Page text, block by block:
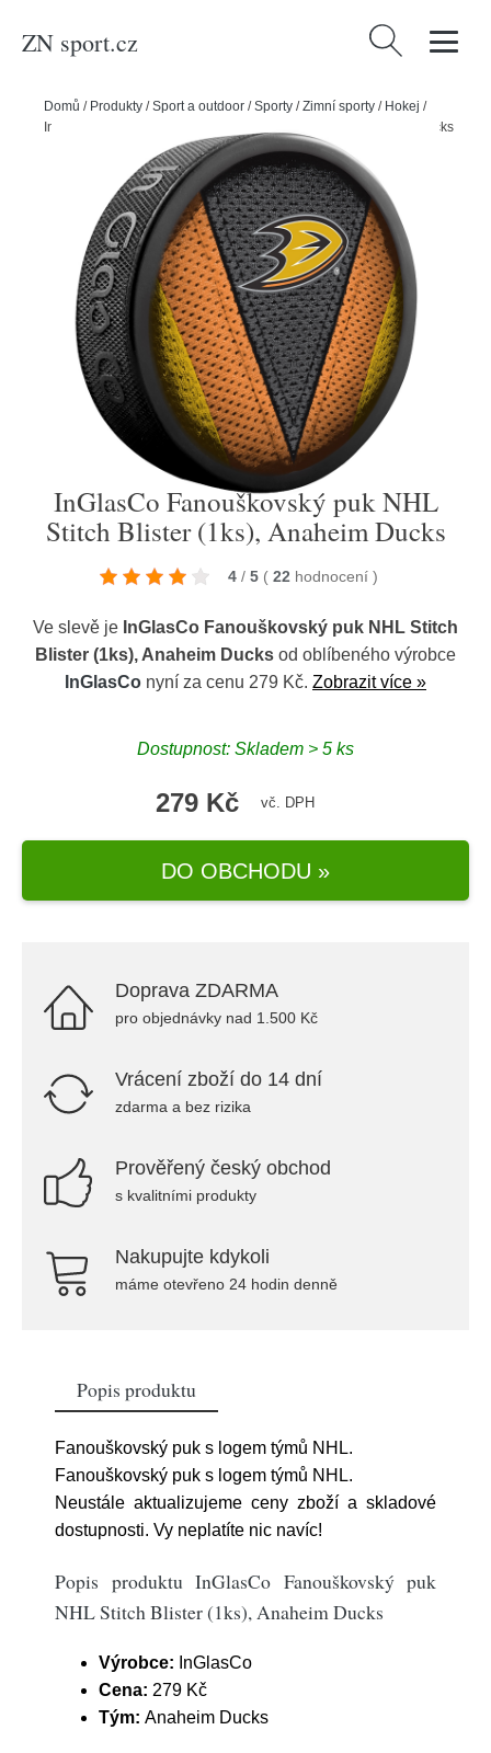
ZN sport.cz Vyhledávání
Domů / Produkty /Sport a outdoor /Sporty /Zimní sporty / Hokej /
InGlasCo Fanouškovský puk NHL Stitch Blister (1ks), Anaheim Ducks
InGlasCo Fanouškovský puk NHL
Stitch Blister (1ks), Anaheim Ducks
4 / 5 ( 22 hodnocení )
Ve slevě je InGlasCo Fanouškovský puk NHL Stitch
Blister (1ks), Anaheim Ducks od oblíbeného výrobce
InGlasCo nyní za cenu 279 Kč. Zobrazit více »
Dostupnost: Skladem > 5 ks
279 Kč vč. DPH
DO OBCHODU »
Doprava ZDARMA
pro objednávky nad 1.500 Kč
Vrácení zboží do 14 dní
zdarma a bez rizika
Prověřený český obchod
s kvalitními produkty
Nakupujte kdykoli
máme otevřeno 24 hodin denně
Popis produktu
Fanouškovský puk s logem týmů NHL.
Fanouškovský puk s logem týmů NHL.
Neustále aktualizujeme ceny zboží a skladové
dostupnosti. Vy neplatíte nic navíc!
Popis produktu InGlasCo Fanouškovský puk
NHL Stitch Blister (1ks), Anaheim Ducks
Výrobce: InGlasCo
Cena: 279 Kč
Tým: Anaheim Ducks